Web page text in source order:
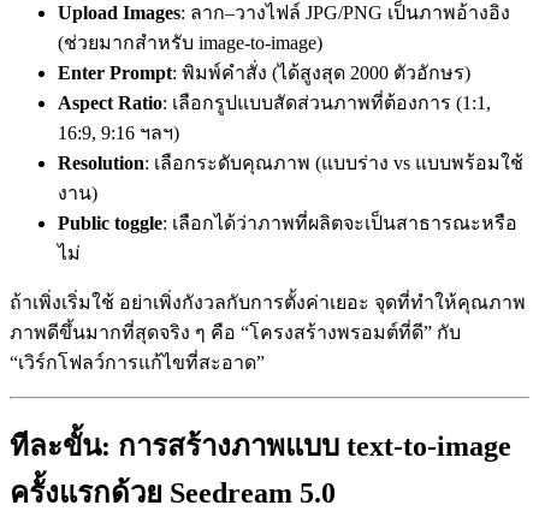
Upload Images: ลาก–วางไฟล์ JPG/PNG เป็นภาพอ้างอิง
(ช่วยมากสำหรับ image-to-image)
Enter Prompt: พิมพ์คำสั่ง (ได้สูงสุด 2000 ตัวอักษร)
Aspect Ratio: เลือกรูปแบบสัดส่วนภาพที่ต้องการ (1:1,
16:9, 9:16 ฯลฯ)
Resolution: เลือกระดับคุณภาพ (แบบร่าง vs แบบพร้อมใช้
งาน)
Public toggle: เลือกได้ว่าภาพที่ผลิตจะเป็นสาธารณะหรือ
ไม่
ถ้าเพิ่งเริ่มใช้ อย่าเพิ่งกังวลกับการตั้งค่าเยอะ จุดที่ทำให้คุณภาพ
ภาพดีขึ้นมากที่สุดจริง ๆ คือ “โครงสร้างพรอมต์ที่ดี” กับ
“เวิร์กโฟลว์การแก้ไขที่สะอาด”
ทีละขั้น: การสร้างภาพแบบ text-to-image
ครั้งแรกด้วย Seedream 5.0